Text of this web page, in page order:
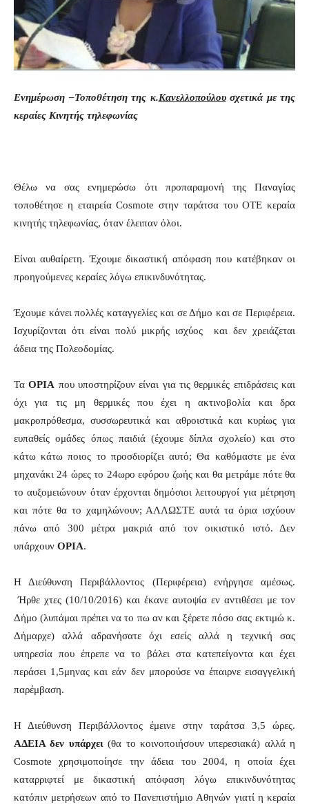
Ενημέρωση –Τοποθέτηση της κ.Κανελλοπούλουσχετικά με της
κεραίες Κινητής τηλεφωνίας
Θέλω να σας ενημερώσω ότι προπαραμονή της Παναγίας
τοποθέτησε η εταιρεία Cosmote στην ταράτσα του ΟΤΕ κεραία
κινητής τηλεφωνίας, όταν έλειπαν όλοι.
Είναι αυθαίρετη. Έχουμε δικαστική απόφαση που κατέβηκαν οι
προηγούμενες κεραίες λόγω επικινδυνότητας.
Έχουμε κάνει πολλές καταγγελίες και σε Δήμο και σε Περιφέρεια.
Ισχυρίζονται ότι είναι πολύ μικρής ισχύος και δεν χρειάζεται
άδεια της Πολεοδομίας.
ΤαΟΡΙΑ που υποστηρίζουν είναι για τις θερμικές επιδράσεις και
όχι για τις μη θερμικές που έχει η ακτινοβολία και δρα
μακροπρόθεσμα, συσσωρευτικά και αθροιστικά και κυρίως για
ευπαθείς ομάδες όπως παιδιά (έχουμε δίπλα σχολείο) και στο
κάτω κάτω ποιος το προσδιορίζει αυτό; Θα καθόμαστε με ένα
μηχανάκι 24 ώρες το 24ωρο εφόρου ζωής και θα μετράμε πότε θα
το αυξομειώνουν όταν έρχονται δημόσιοι λειτουργοί για μέτρηση
και πότε θα το χαμηλώνουν; ΑΛΛΩΣΤΕ αυτά τα όρια ισχύουν
πάνω από 300 μέτρα μακριά από τον οικιστικό ιστό. Δεν
υπάρχουν ΟΡΙΑ.
Η Διεύθυνση Περιβάλλοντος (Περιφέρεια) ενήργησε αμέσως.
Ήρθε χτες (10/10/2016) και έκανε αυτοψία εν αντιθέσει με τον
Δήμο (λυπάμαι πρέπει να το πω αν και ξέρετε πόσο σας εκτιμώ κ.
Δήμαρχε) αλλά αδρανήσατε όχι εσείς αλλά η τεχνική σας
υπηρεσία που έπρεπε να το βάλει στα κατεπείγοντα και έχει
περάσει 1,5μηνας και εάν δεν μπορούσε να έπαιρνε εισαγγελική
παρέμβαση.
Η Διεύθυνση Περιβάλλοντος έμεινε στην ταράτσα 3,5 ώρες.
ΑΔΕΙΑ δεν υπάρχει (θα το κοινοποιήσουν υπερεσιακά) αλλά η
Cosmote χρησιμοποίησε την άδεια του 2004, η οποία έχει
καταρριφτεί με δικαστική απόφαση λόγω επικινδυνότητας
κατόπιν μετρήσεων από το Πανεπιστήμιο Αθηνών γιατί η κεραία